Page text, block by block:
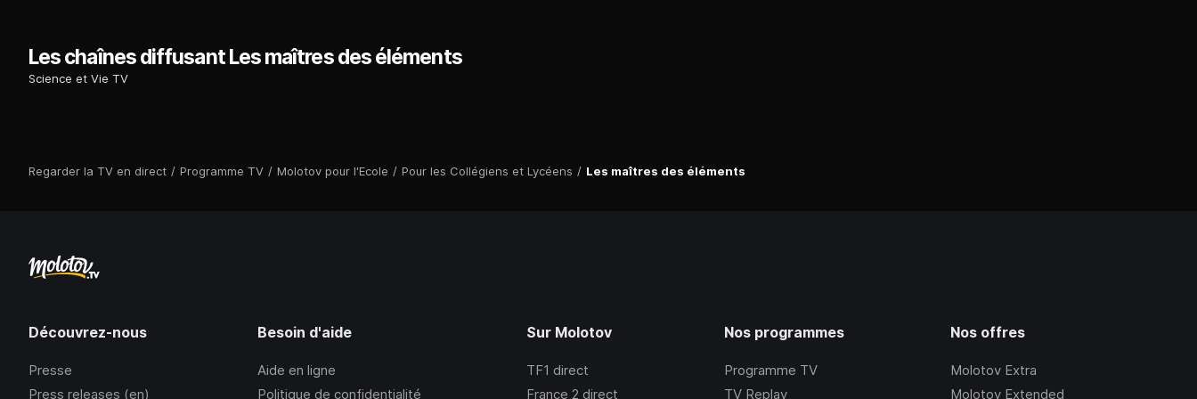
Regarder la TV en direct / Programme TV / Molotov pour l'Ecole / Pour les Collégiens et Lycéens / Les maîtres des éléments
Les chaînes diffusant Les maîtres des éléments
Science et Vie TV
Découvrez-nous
Presse
Press releases (en)
Besoin d'aide
Aide en ligne
Politique de confidentialité
Sur Molotov
TF1 direct
France 2 direct
Nos programmes
Programme TV
TV Replay
Nos offres
Molotov Extra
Molotov Extended